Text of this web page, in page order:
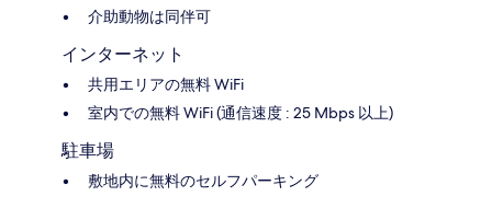
介助動物は同伴可
インターネット
共用エリアの無料 WiFi
室内での無料 WiFi (通信速度 : 25 Mbps 以上)
駐車場
敷地内に無料のセルフパーキング